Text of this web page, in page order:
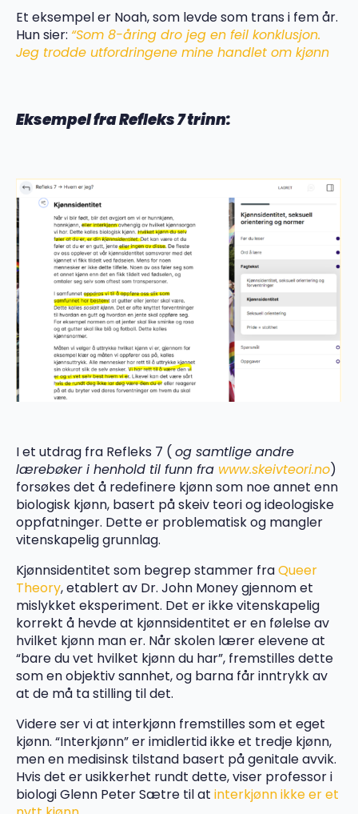
Et eksempel er Noah, som levde som trans i fem år.
Hun sier: “Som 8-åring dro jeg en feil konklusjon.
Jeg trodde utfordringene mine handlet om kjønn
Eksempel fra Refleks 7 trinn:
I et utdrag fra Refleks 7 ( og samtlige andre
lærebøker i henhold til funn fra www.skeivteori.no)
forsøkes det å redefinere kjønn som noe annet enn
biologisk kjønn, basert på skeiv teori og ideologiske
oppfatninger. Dette er problematisk og mangler
vitenskapelig grunnlag.
Kjønnsidentitet som begrep stammer fraQueer
Theory, etablert av Dr. John Money gjennom et
mislykket eksperiment. Det er ikke vitenskapelig
korrekt å hevde at kjønnsidentitet er en følelse av
hvilket kjønn man er. Når skolen lærer elevene at
“bare du vet hvilket kjønn du har”, fremstilles dette
som en objektiv sannhet, og barna får inntrykk av
at de må ta stilling til det.
Videre ser vi at interkjønn fremstilles som et eget
kjønn. “Interkjønn” er imidlertid ikke et tredje kjønn,
men en medisinsk tilstand basert på genitale avvik.
Hvis det er usikkerhet rundt dette, viser professor i
biologi Glenn Peter Sætre til at interkjønn ikke er et